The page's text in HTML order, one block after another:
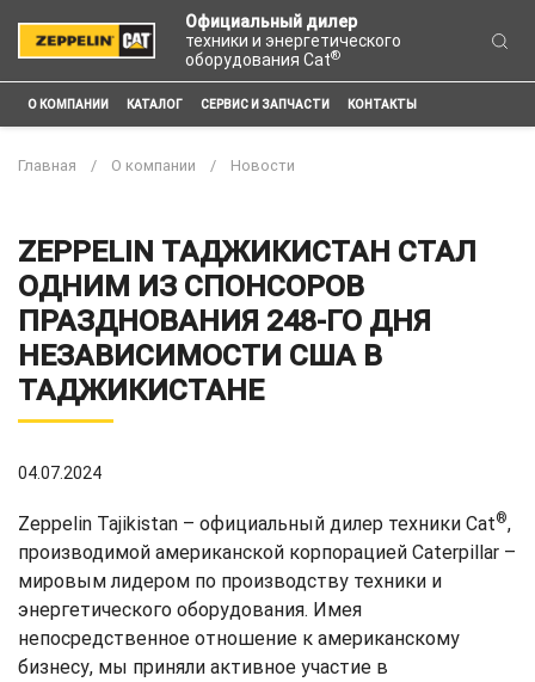
Официальный дилер
техники и энергетического
оборудования Cat®
О КОМПАНИИ КАТАЛОГ СЕРВИС И ЗАПЧАСТИ КОНТАКТЫ
Главная О компании Новости
ZEPPELIN ТАДЖИКИСТАН СТАЛ
ОДНИМ ИЗ СПОНСОРОВ
ПРАЗДНОВАНИЯ 248-ГО ДНЯ
НЕЗАВИСИМОСТИ США В
ТАДЖИКИСТАНЕ
04.07.2024
Zeppelin Tajikistan – официальный дилер техники Cat®,
производимой американской корпорацией Caterpillar –
мировым лидером по производству техники и
энергетического оборудования. Имея
непосредственное отношение к американскому
бизнесу, мы приняли активное участие в